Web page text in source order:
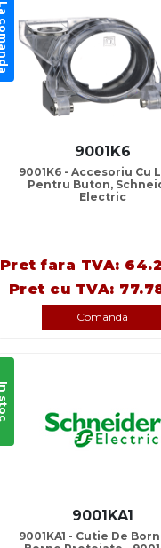
La comanda
9001K6
9001K6 - Accesoriu Cu
Pentru Buton,
Electric
Pret fara TVA:
Pret cu TVA:
Comanda
In stoc
9001KA1
9001KA1 - Cutie De